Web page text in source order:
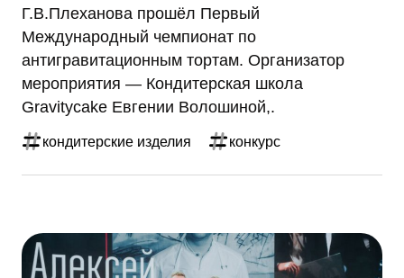
Г.В.Плеханова прошёл Первый
Международный чемпионат по
антигравитационным тортам. Организатор
мероприятия — Кондитерская школа
Gravitycake Евгении Волошиной,.
кондитерские изделия конкурс